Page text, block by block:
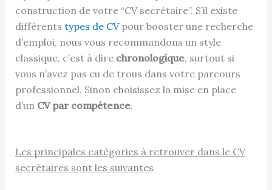
construction de votre “CV secrétaire”. S’il existe
différents types de CVpour booster une recherche
d’emploi, nous vous recommandons un style
classique, c’est à dire chronologique, surtout si
vous n’avez pas eu de trous dans votre parcours
professionnel. Sinon choisissez la mise en place
d’un CV par compétence.
Les principales catégories à retrouver dans le CV
secrétaires sont les suivantes